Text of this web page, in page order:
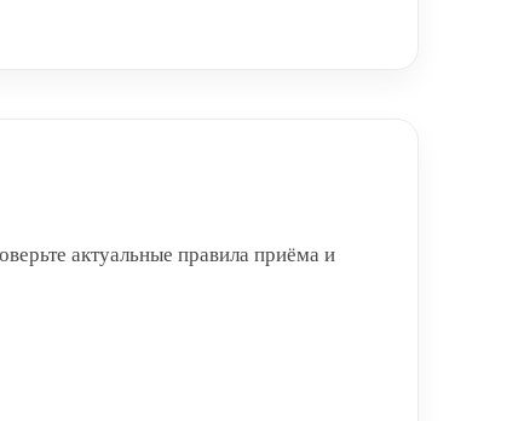
актуальные правила приёма и